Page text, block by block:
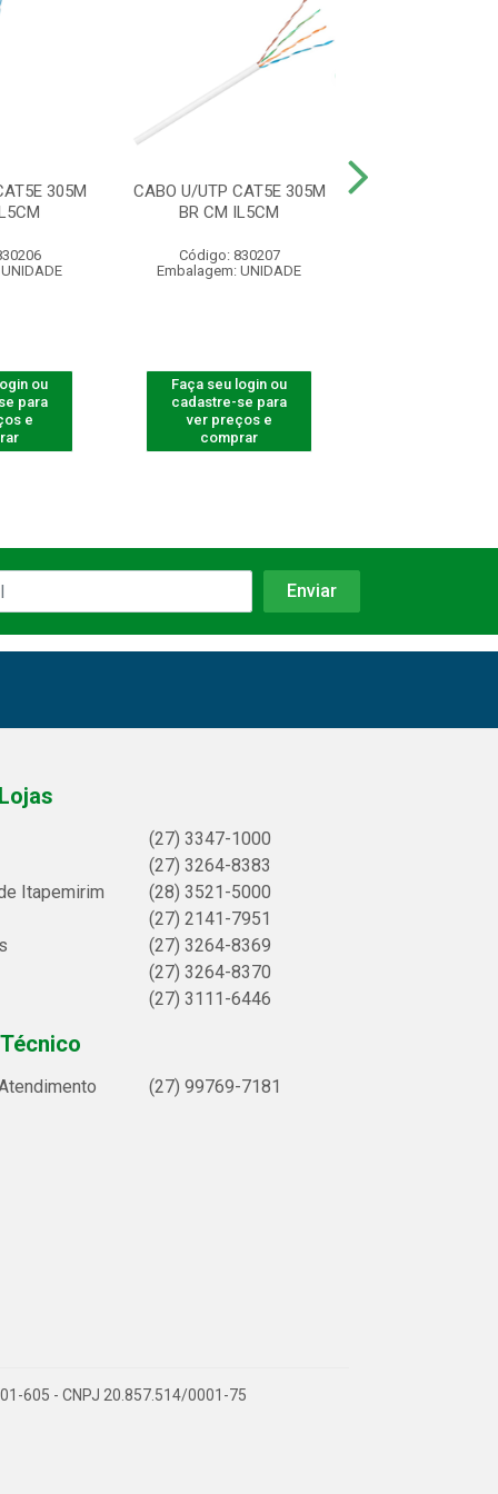
305M
ou
para
e
CABO U/UTP CAT5E 305M
BR CM IL5CM
Código: 830207
Embalagem: UNIDADE
Faça seu login ou
cadastre-se para
ver preços e
comprar
(27) 3347-1000
(27) 3264-8383
Itapemirim
(28) 3521-5000
(27) 2141-7951
(27) 3264-8369
(27) 3264-8370
(27) 3111-6446
(27) 99769-7181
605 - CNPJ 20.857.514/0001-75